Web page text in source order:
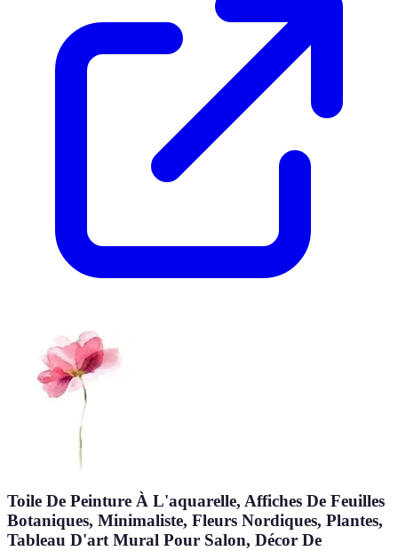
Toile De Peinture À L'aquarelle, Affiches De Feuilles
Botaniques, Minimaliste, Fleurs Nordiques, Plantes,
Tableau D'art Mural Pour Salon, Décor De